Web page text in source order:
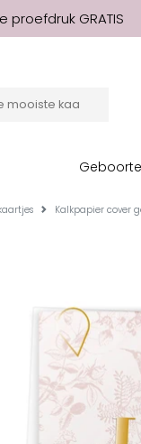
proefdruk GRATIS
Kalkpapier cover